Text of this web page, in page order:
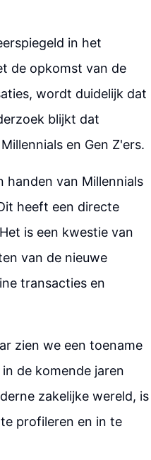
in het
de opkomst van de
wordt duidelijk dat
blijkt dat
en Gen Z'ers.
handen van Millennials
heeft een directe
is een kwestie van
van de nieuwe
transacties en
zien we een toename
de komende jaren
zakelijke wereld, is
profileren en in te